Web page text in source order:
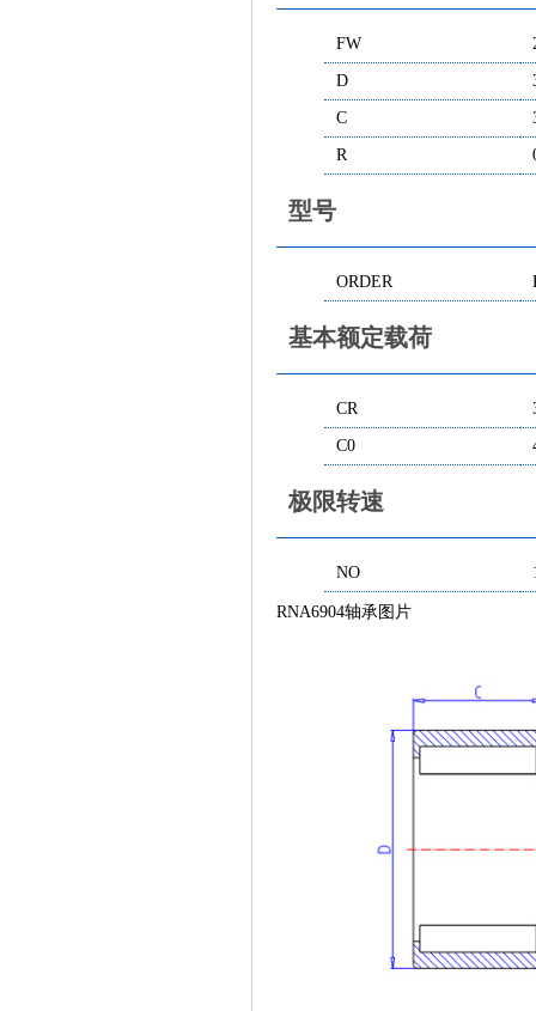
FW
D
C
R
型号
ORDER
基本额定载荷
CR
C0
极限转速
NO
RNA6904轴承图片